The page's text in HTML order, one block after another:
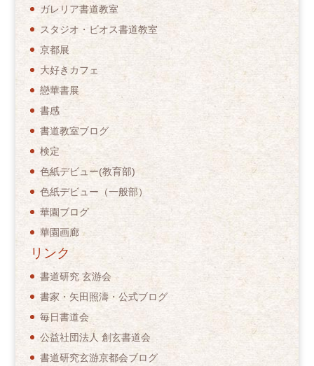
ガレリア書道教室
スタジオ・ビオス書道教室
京都展
大好きカフェ
戀華書展
書感
書道教室ブログ
検定
色紙デビュー(教育部)
色紙デビュー（一般部）
華園ブログ
華園画廊
リンク
書道研究 玄游会
書家・矢田照濤・公式ブログ
毎日書道会
公益社団法人 創玄書道会
書道研究玄游京都会ブログ